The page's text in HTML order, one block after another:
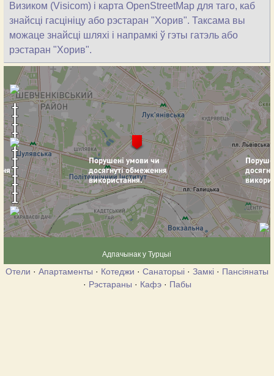
Визиком (Visicom) і карта OpenStreetMap для таго, каб
знайсці гасцініцу або рэстаран "Хорив". Таксама вы
можаце знайсці шляхі і напрамкі ў гэты гатэль або
рэстаран "Хорив".
Адпачынак у Турцыі
Отели · Апартаменты · Котеджи · Санаторыі · Замкі · Пансіянаты
· Рэстараны · Кафэ· Пабы